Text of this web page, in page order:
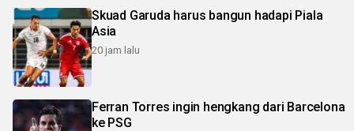
Skuad Garuda harus bangun hadapi Piala
Asia
20 jam lalu
Ferran Torres ingin hengkang dari Barcelona
ke PSG